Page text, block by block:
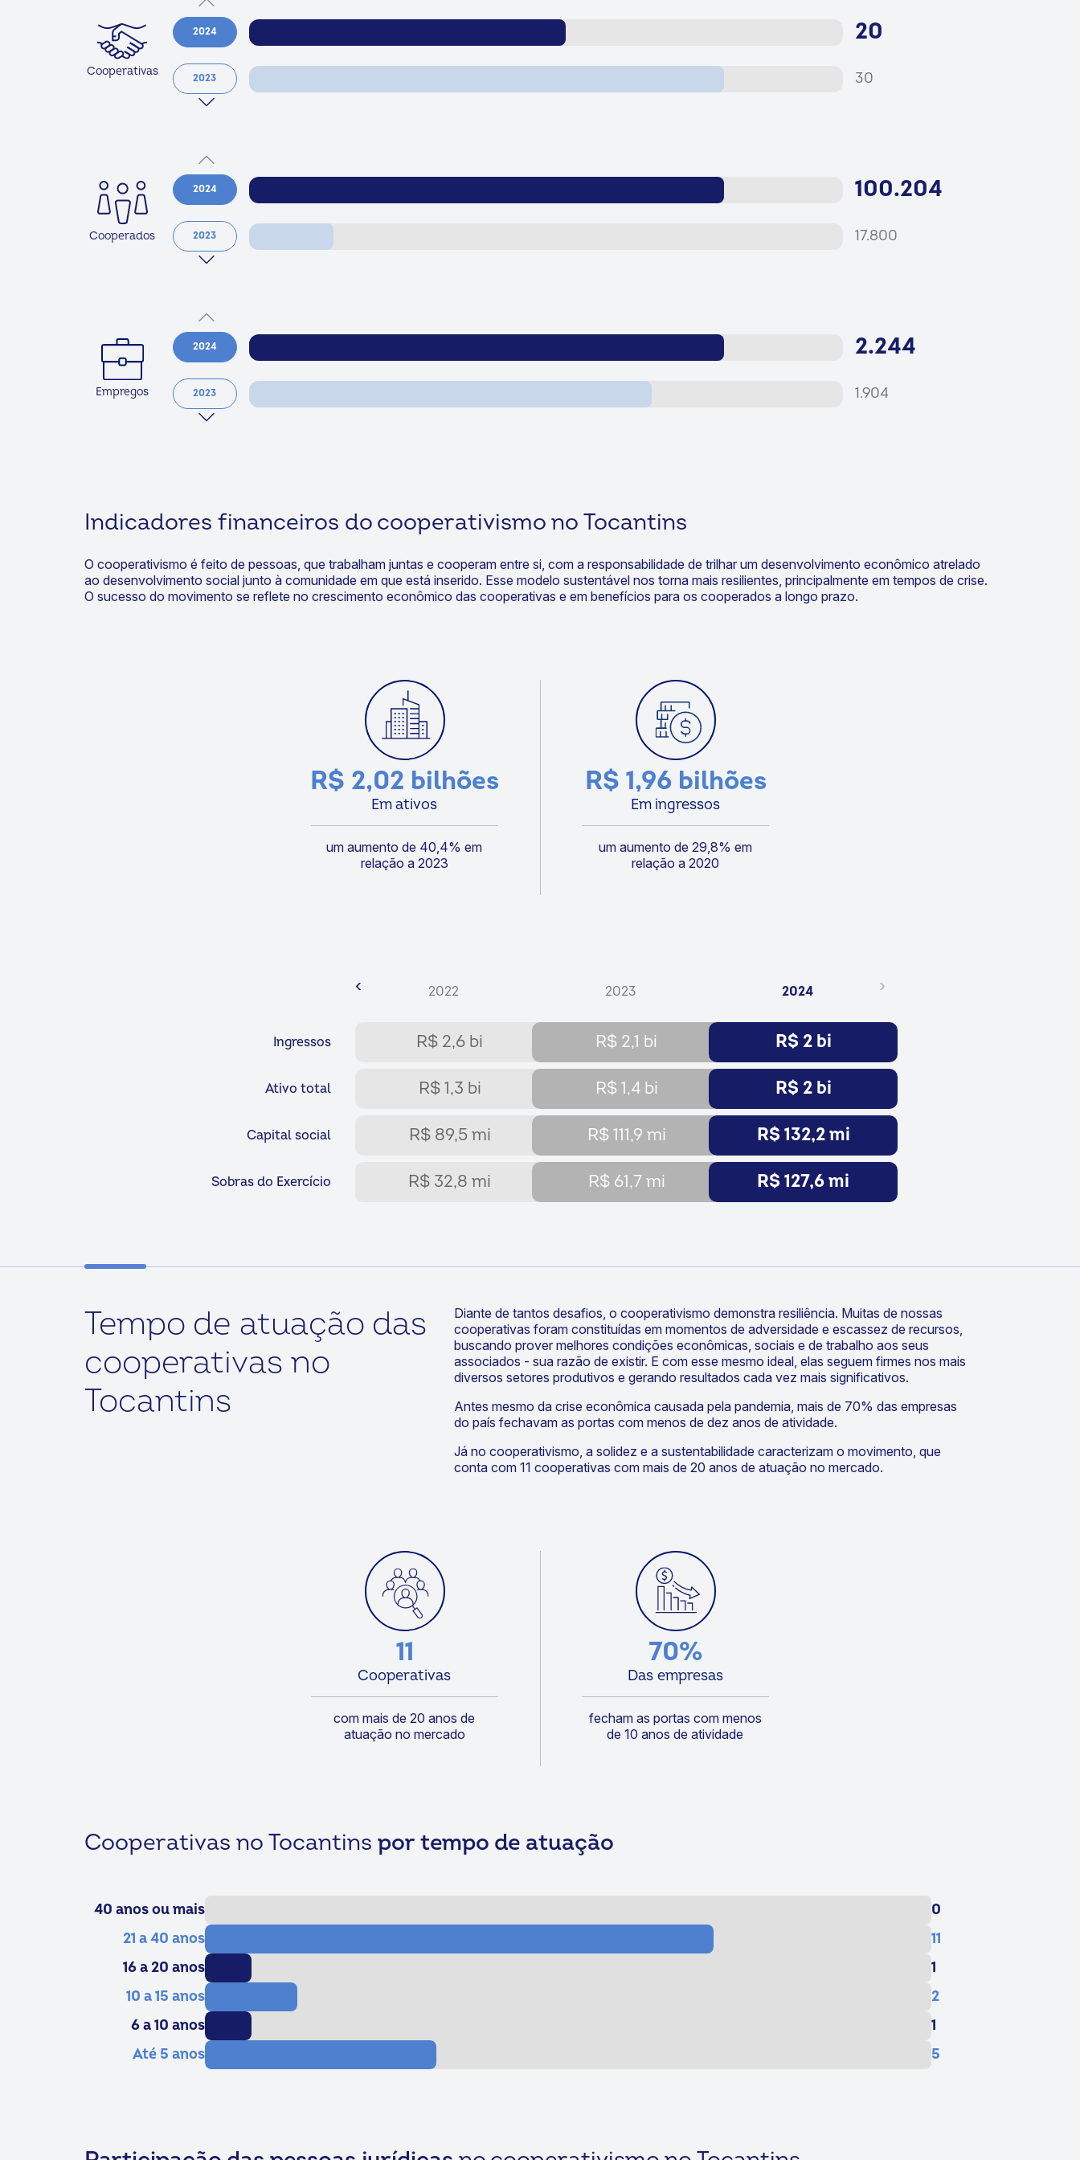
Cooperativas
2024 20
2023 30
Cooperados
2024 100.204
2023 17.800
Empregos
2024 2.244
2023 1.904
Indicadores financeiros do cooperativismo no Tocantins
O cooperativismo é feito de pessoas, que trabalham juntas e cooperam entre si, com a responsabilidade de trilhar um desenvolvimento econômico atrelado
ao desenvolvimento social junto à comunidade em que está inserido. Esse modelo sustentável nos torna mais resilientes, principalmente em tempos de crise.
O sucesso do movimento se reflete no crescimento econômico das cooperativas e em benefícios para os cooperados a longo prazo.
R$ 2,02 bilhões
Em ativos
um aumento de 40,4% em
relação a 2023
R$ 1,96 bilhões
Em ingressos
um aumento de 29,8% em
relação a 2020
‹ 2022 2023 2024 ›
Ingressos R$ 2,6 bi R$ 2,1 bi R$ 2 bi
Ativo total R$ 1,3 bi R$ 1,4 bi R$ 2 bi
Capital social R$ 89,5 mi R$ 111,9 mi R$ 132,2 mi
Sobras do Exercício R$ 32,8 mi R$ 61,7 mi R$ 127,6 mi
Tempo de atuação das
cooperativas no
Tocantins
Diante de tantos desafios, o cooperativismo demonstra resiliência. Muitas de nossas
cooperativas foram constituídas em momentos de adversidade e escassez de recursos,
buscando prover melhores condições econômicas, sociais e de trabalho aos seus
associados - sua razão de existir. E com esse mesmo ideal, elas seguem firmes nos mais
diversos setores produtivos e gerando resultados cada vez mais significativos.
Antes mesmo da crise econômica causada pela pandemia, mais de 70% das empresas
do país fechavam as portas com menos de dez anos de atividade.
Já no cooperativismo, a solidez e a sustentabilidade caracterizam o movimento, que
conta com 11 cooperativas com mais de 20 anos de atuação no mercado.
11
Cooperativas
com mais de 20 anos de
atuação no mercado
70%
Das empresas
fecham as portas com menos
de 10 anos de atividade
Cooperativas no Tocantins por tempo de atuação
40 anos ou mais
0
21 a 40 anos
11
16 a 20 anos
1
10 a 15 anos
2
6 a 10 anos
1
Até 5 anos
5